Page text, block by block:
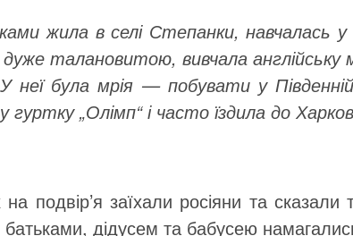
жила в селі Степанки, навчалась у
талановитою, вивчала англійську
неї була мрія — побувати у
„Олімп“ і часто їздила до
подвір’я заїхали росіяни та сказали
дідусем та бабусею